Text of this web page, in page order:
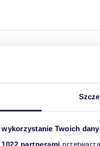
Twoich
partnerami